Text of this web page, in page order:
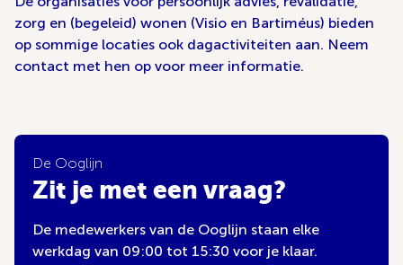
zorg en (begeleid) wonen (Visio en Bartiméus) bieden
op sommige locaties ook dagactiviteiten aan. Neem
contact met hen op voor meer informatie.
De Ooglijn
Zit je met een vraag?
De medewerkers van de Ooglijn staan elke
werkdag van 09:00 tot 15:30 voor je klaar.